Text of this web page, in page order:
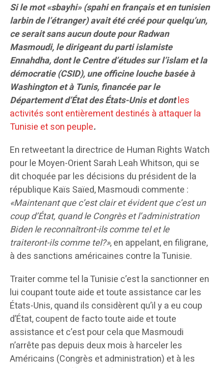
Si le mot «sbayhi» (spahi en français et en tunisien
larbin de l’étranger) avait été créé pour quelqu’un,
ce serait sans aucun doute pour Radwan
Masmoudi, le dirigeant du parti islamiste
Ennahdha, dont le Centre d’études sur l’islam et la
démocratie (CSID), une officine louche basée à
Washington et à Tunis, financée par le
Département d’État des États-Unis et dontles
activités sont entièrement destinés à attaquer la
Tunisie et son peuple.
En retweetant la directrice de Human Rights Watch
pour le Moyen-Orient Sarah Leah Whitson, qui se
dit choquée par les décisions du président de la
république Kaïs Saïed, Masmoudi commente :
«Maintenant que c’est clair et évident que c’est un
coup d’État, quand le Congrès et l’administration
Biden le reconnaîtront-ils comme tel et le
traiteront-ils comme tel?», en appelant, en filigrane,
à des sanctions américaines contre la Tunisie.
Traiter comme tel la Tunisie c’est la sanctionner en
lui coupant toute aide et toute assistance car les
États-Unis, quand ils considèrent qu’il y a eu coup
d’État, coupent de facto toute aide et toute
assistance et c’est pour cela que Masmoudi
n’arrête pas depuis deux mois à harceler les
Américains (Congrès et administration) et à les